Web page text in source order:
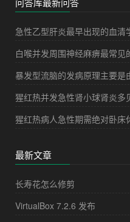
急性乙型肝炎最早出现的血清
白喉并发周围神经麻痹最常见
暴发型流脑的发病原理主要是
猩红热并发急性肾小球肾炎多
猩红热病人急性期需绝对卧床
最新文章
长寿花怎么修剪
VirtualBox 7.2.6 发布